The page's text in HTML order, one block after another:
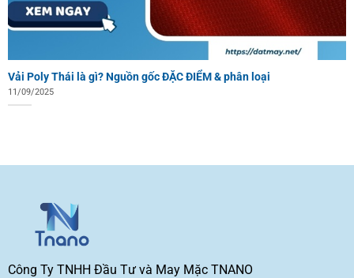
Vải Poly Thái là gì? Nguồn gốc ĐẶC ĐIỂM & phân loại
11/09/2025
Công Ty TNHH Đầu Tư và May Mặc TNANO